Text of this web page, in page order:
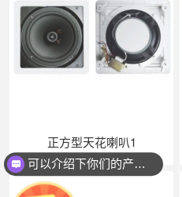
正方型天花喇叭1
可以介绍下你们的产品么？